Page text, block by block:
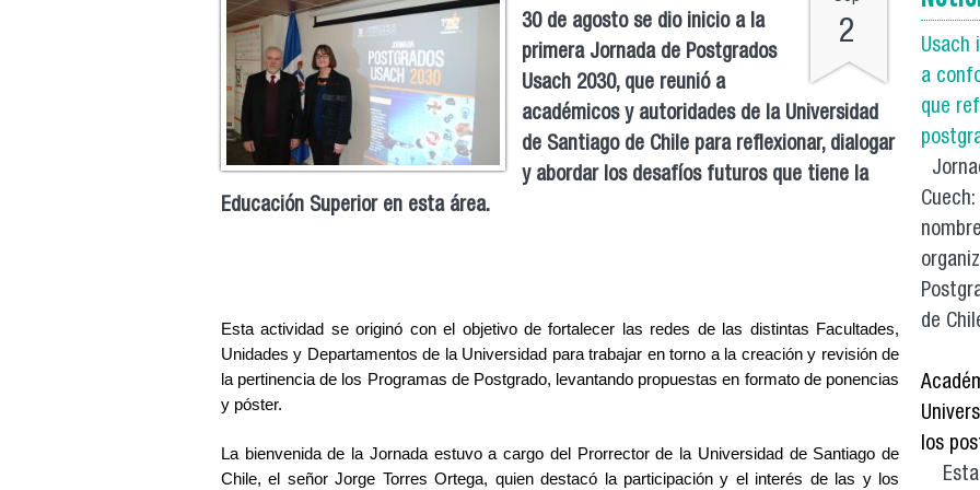
2
30 de agosto se dio inicio a la
primera Jornada de Postgrados
Usach 2030, que reunió a
académicos y autoridades de la Universidad
de Santiago de Chile para reflexionar, dialogar
y abordar los desafíos futuros que tiene la
Educación Superior en esta área.
Esta actividad se originó con el objetivo de fortalecer las redes de las distintas Facultades,
Unidades y Departamentos de la Universidad para trabajar en torno a la creación y revisión de
la pertinencia de los Programas de Postgrado, levantando propuestas en formato de ponencias
y póster.
La bienvenida de la Jornada estuvo a cargo del Prorrector de la Universidad de Santiago de
Chile, el señor Jorge Torres Ortega, quien destacó la participación y el interés de las y los
Usach
a
que
de
los
Esta